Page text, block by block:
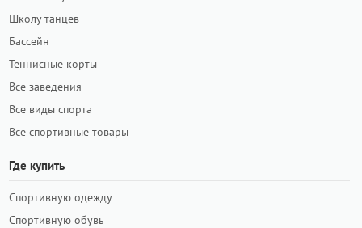
Школу танцев
Бассейн
Теннисные корты
Все заведения
Все виды спорта
Все спортивные товары
Где купить
Спортивную одежду
Спортивную обувь